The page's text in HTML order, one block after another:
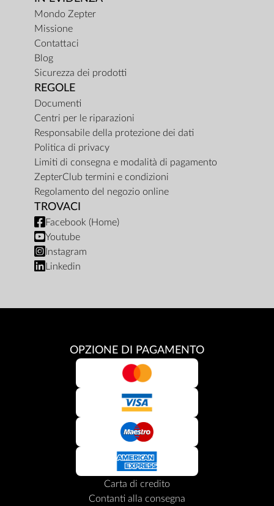
Mondo Zepter
Missione
Contattaci
Blog
Sicurezza dei prodotti
REGOLE
Documenti
Centri per le riparazioni
Responsabile della protezione dei dati
Politica di privacy
Limiti di consegna e modalità di pagamento
ZepterClub termini e condizioni
Regolamento del negozio online
TROVACI
Facebook (Home)
Youtube
Instagram
Linkedin
OPZIONE DI PAGAMENTO
Carta di credito
Contanti alla consegna